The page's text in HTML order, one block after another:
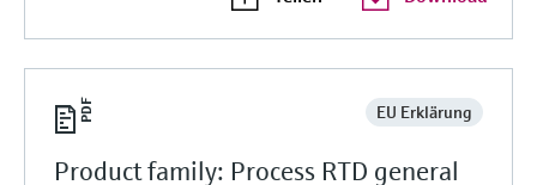
EU Erklärung
Product family: Process RTD general